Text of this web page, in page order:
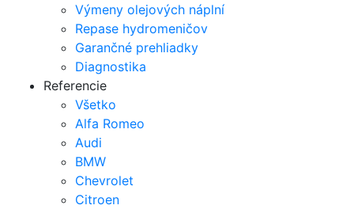
Výmeny olejových náplní
Repase hydromeničov
Garančné prehliadky
Diagnostika
Referencie
Všetko
Alfa Romeo
Audi
BMW
Chevrolet
Citroen